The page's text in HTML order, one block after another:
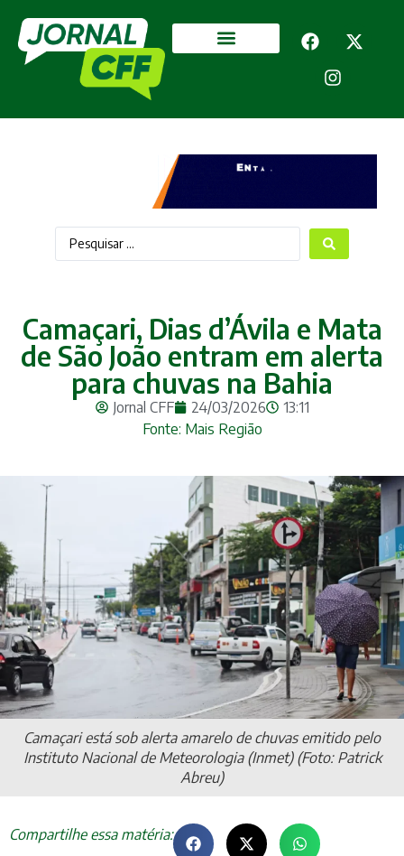
Camaçari, Dias d’Ávila e Mata
de São João entram em alerta
para chuvas na Bahia
Jornal CFF 24/03/2026
13:11
Fonte: Mais Região
Camaçari está sob alerta amarelo de chuvas emitido pelo
Instituto Nacional de Meteorologia (Inmet) (Foto: Patrick
Abreu)
Compartilhe essa matéria: